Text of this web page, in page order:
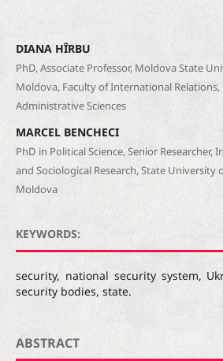
DIANA HÎRBU
PhD, Associate Professor, Moldova State
Moldova, Faculty of International Relations,
Administrative Sciences
MARCEL BENCHECI
PhD in Political Science, Senior Researcher,
and Sociological Research, State University
Moldova
KEYWORDS:
security, national security system,
security bodies, state.
ABSTRACT